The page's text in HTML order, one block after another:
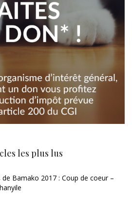
les plus lus
de Bamako 2017 : Coup de coeur –